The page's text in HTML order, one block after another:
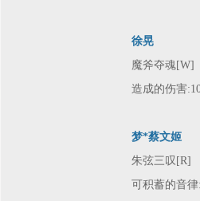
徐晃
魔斧夺魂[W]
造成的伤害
梦*蔡文姬
朱弦三叹[R]
可积蓄的音